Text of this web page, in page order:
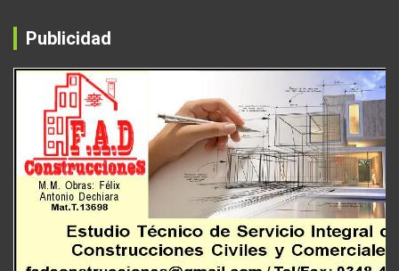
Publicidad